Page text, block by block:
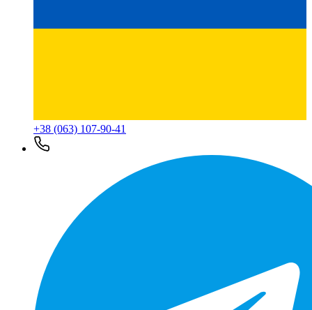
+38 (063) 107-90-41